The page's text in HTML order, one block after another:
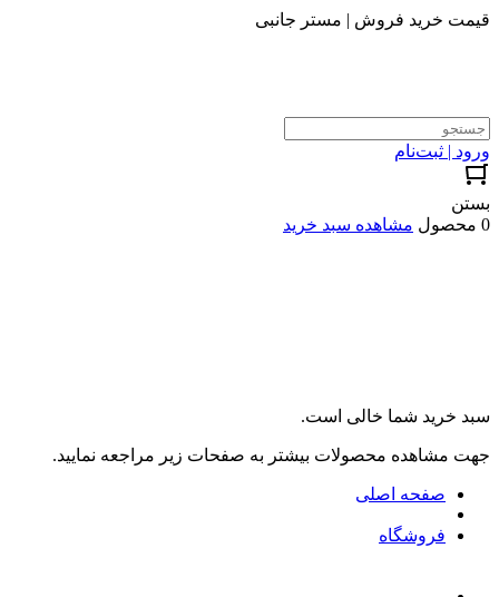
قیمت خرید فروش | مستر جانبی
ورود | ثبت‌نام
بستن
0 محصول
مشاهده سبد خرید
سبد خرید شما خالی است.
جهت مشاهده محصولات بیشتر به صفحات زیر مراجعه نمایید.
صفحه اصلی
فروشگاه